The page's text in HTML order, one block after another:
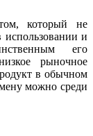
который не
использовании и
его
рыночное
в обычном
можно среди